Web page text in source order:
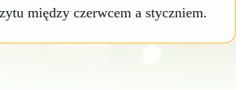
między czerwcem a styczniem.